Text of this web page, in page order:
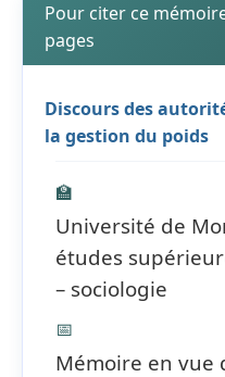
Pour citer ce
pages
Discours des
la gestion du poids
🏫
Université de
études
– sociologie
📅
Mémoire en vue